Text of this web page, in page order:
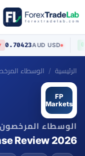
AUD/USD
0.70423
▼ 0.13%
الرئيسية الوسطاء
FP
Markets
الوسطاء المرخصون
Review 2026